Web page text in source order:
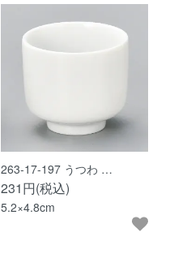
263-17-197 うつわ …
231円(税込)
5.2×4.8cm